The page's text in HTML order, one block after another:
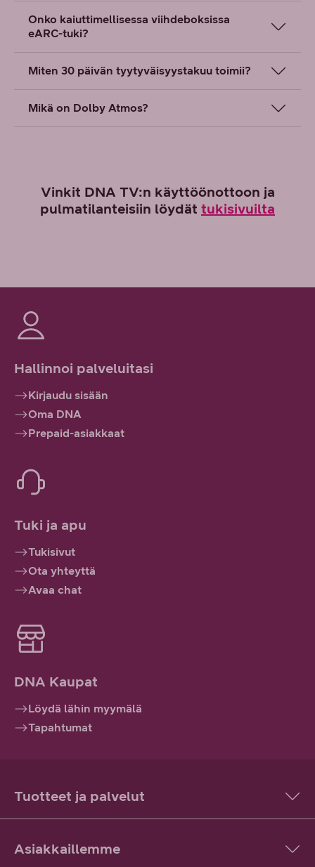
Onko kaiuttimellisessa viihdeboksissa
eARC-tuki?
Miten 30 päivän tyytyväisyystakuu toimii?
Mikä on Dolby Atmos?
Vinkit DNA TV:n käyttöönottoon ja
pulmatilanteisiin löydät tukisivuilta
Hallinnoi palveluitasi
Kirjaudu sisään
Oma DNA
Prepaid-asiakkaat
Tuki ja apu
Tukisivut
Ota yhteyttä
Avaa chat
DNA Kaupat
Löydä lähin myymälä
Tapahtumat
Tuotteet ja palvelut
Asiakkaillemme